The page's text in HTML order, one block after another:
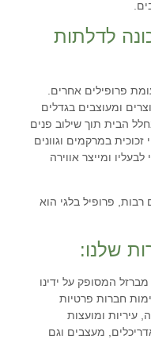
לדלתות
פרופילים אחרים.
ומעוצבים בגדלים
הבית תוך שילוב פנים
במרקמים וגוונים
ומייצר אווירה
פרופיל בלגי הוא
שלנו:
המסופק על ידינו
חברות פרטיות
עיריות ומועצות
מעצבים וגם